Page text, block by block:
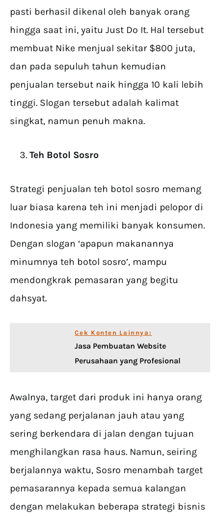
pasti berhasil dikenal oleh banyak orang
hingga saat ini, yaitu Just Do It. Hal tersebut
membuat Nike menjual sekitar $800 juta,
dan pada sepuluh tahun kemudian
penjualan tersebut naik hingga 10 kali lebih
tinggi. Slogan tersebut adalah kalimat
singkat, namun penuh makna.
Teh Botol Sosro
Strategi penjualan teh botol sosro memang
luar biasa karena teh ini menjadi pelopor di
Indonesia yang memiliki banyak konsumen.
Dengan slogan ‘apapun makanannya
minumnya teh botol sosro’, mampu
mendongkrak pemasaran yang begitu
dahsyat.
Cek Konten Lainnya:
Jasa Pembuatan Website
Perusahaan yang Profesional
Awalnya, target dari produk ini hanya orang
yang sedang perjalanan jauh atau yang
sering berkendara di jalan dengan tujuan
menghilangkan rasa haus. Namun, seiring
berjalannya waktu, Sosro menambah target
pemasarannya kepada semua kalangan
dengan melakukan beberapa strategi bisnis